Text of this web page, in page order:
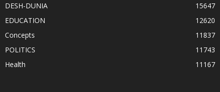
DESH-DUNIA
15647
EDUCATION
12620
Concepts
11837
POLITICS
11743
Health
11167